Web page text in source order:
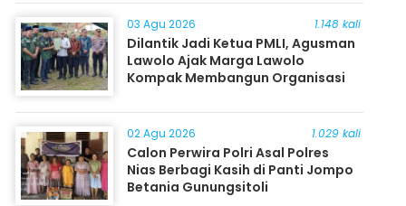
03 Agu 2026 1.148 kali
Dilantik Jadi Ketua PMLI, Agusman
Lawolo Ajak Marga Lawolo
Kompak Membangun Organisasi
02 Agu 2026 1.029 kali
Calon Perwira Polri Asal Polres
Nias Berbagi Kasih di Panti Jompo
Betania Gunungsitoli